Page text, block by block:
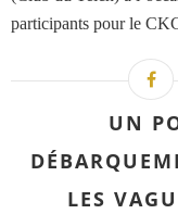
participants pour le
UN
LES